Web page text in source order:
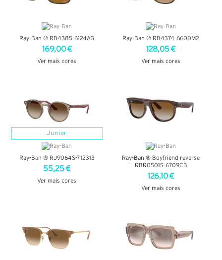
Ray-Ban ® RB4385-6124A3
169,00 €
Ver mais cores
Ray-Ban ® RB4374-6600M2
128,05 €
Ver mais cores
Junior
Ray-Ban ® RJ9064S-712313
55,25 €
Ver mais cores
Ray-Ban ® Boyfriend reverse
RBR0501S-6709CB
126,10 €
Ver mais cores